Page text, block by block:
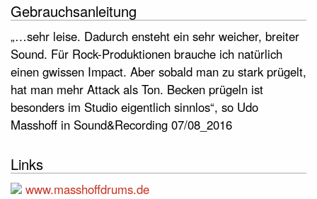
Gebrauchsanleitung
„…sehr leise. Dadurch ensteht ein sehr weicher, breiter
Sound. Für Rock-Produktionen brauche ich natürlich
einen gwissen Impact. Aber sobald man zu stark prügelt,
hat man mehr Attack als Ton. Becken prügeln ist
besonders im Studio eigentlich sinnlos“, so Udo
Masshoff in Sound&Recording 07/08_2016
Links
www.masshoffdrums.de